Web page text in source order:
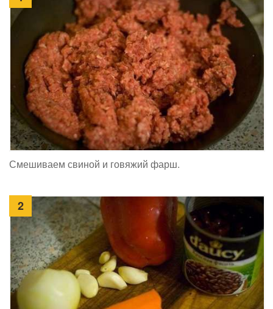
Смешиваем свиной и говяжий фарш.
2